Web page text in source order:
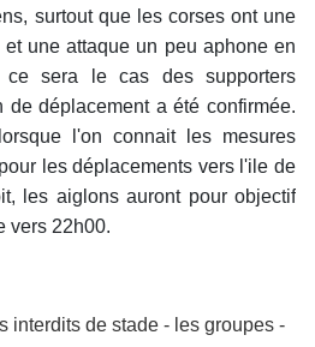
surtout que les corses ont une
une attaque un peu aphone en
ce sera le cas des supporters
de déplacement a été confirmée.
l'on connait les mesures
les déplacements vers l'ile de
les aiglons auront pour objectif
vers 22h00.
interdits de stade - les groupes -